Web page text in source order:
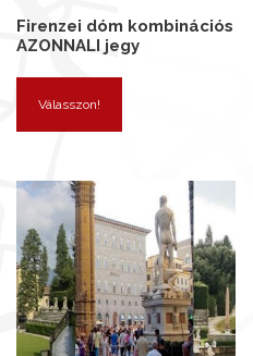
Firenzei dóm kombinációs
AZONNALI jegy
Válasszon!